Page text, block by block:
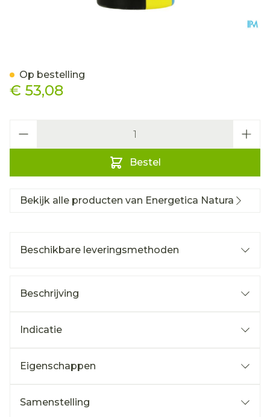
€ 53,08
Bestel
Op bestelling
Bekijk alle producten van Energetica Natura
Beschikbare leveringsmethoden
Beschrijving
Indicatie
Eigenschappen
Samenstelling